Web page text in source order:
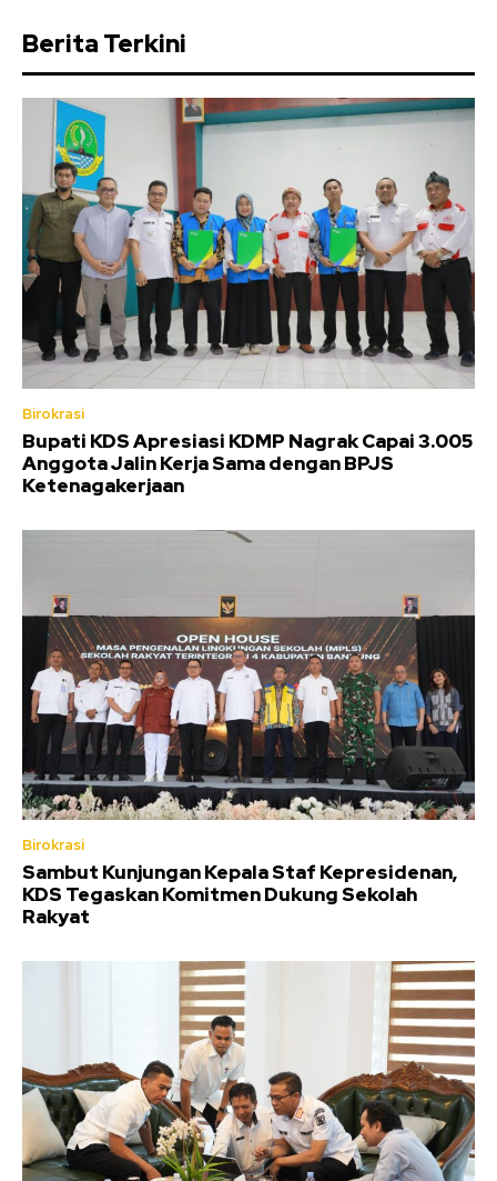
Berita Terkini
Birokrasi
Bupati KDS Apresiasi KDMP Nagrak Capai 3.005
Anggota Jalin Kerja Sama dengan BPJS
Ketenagakerjaan
Birokrasi
Sambut Kunjungan Kepala Staf Kepresidenan,
KDS Tegaskan Komitmen Dukung Sekolah
Rakyat